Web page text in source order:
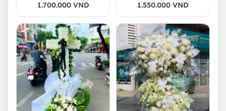
1.700.000 VND 1.550.000 VND